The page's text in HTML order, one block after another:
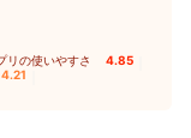
リの使いやすさ 4.85
4.21